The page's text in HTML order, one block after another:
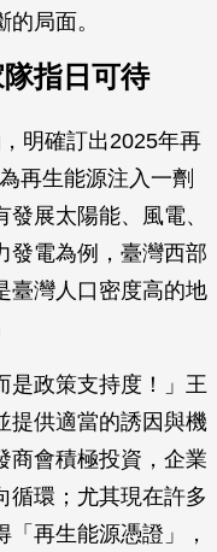
局面。
指日可待
明確訂出2025年再
再生能源注入一劑
展太陽能、風電、
發電為例，臺灣西部
臺灣人口密度高的地
是政策支持度！」王
提供適當的誘因與機
商會積極投資，企業
循環；尤其現在許多
再生能源憑證」，